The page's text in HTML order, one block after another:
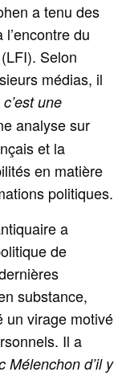
a tenu des
du
Selon
médias, il
une
analyse sur
et la
en matière
politiques.
a
de
substance,
un virage motivé
Il a
Mélenchon d’il y